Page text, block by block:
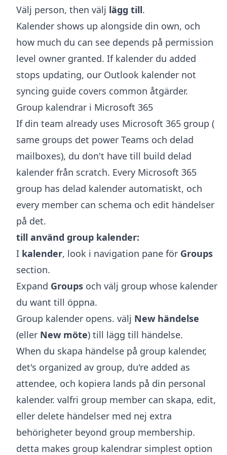
Välj person, then välj lägg till.
Kalender shows up alongside din own, och
how much du can see depends på permission
level owner granted. If kalender du added
stops updating, our Outlook kalender not
syncing guide covers common åtgärder.
Group kalendrar i Microsoft 365
If din team already uses Microsoft 365 group (
same groups det power Teams och delad
mailboxes), du don't have till build delad
kalender från scratch. Every Microsoft 365
group has delad kalender automatiskt, och
every member can schema och edit händelser
på det.
till använd group kalender:
I kalender, look i navigation pane för Groups
section.
Expand Groups och välj group whose kalender
du want till öppna.
Group kalender opens. välj New händelse
(eller New möte) till lägg till händelse.
When du skapa händelse på group kalender,
det's organized av group, du're added as
attendee, och kopiera lands på din personal
kalender. valfri group member can skapa, edit,
eller delete händelser med nej extra
behörigheter beyond group membership.
detta makes group kalendrar simplest option